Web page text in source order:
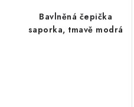
Bavlněná čepička
saporka, tmavě modrá